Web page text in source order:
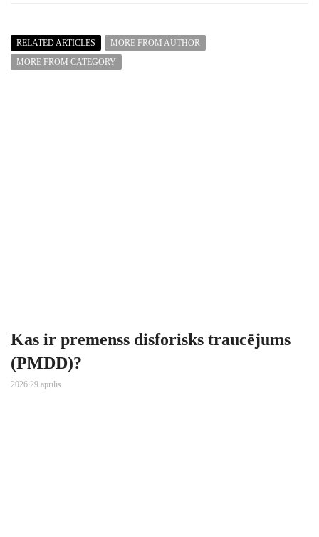
RELATED ARTICLES
MORE FROM AUTHOR
MORE FROM CATEGORY
Kas ir premenss disforisks traucējums
(PMDD)?
2026 29 aprīlis